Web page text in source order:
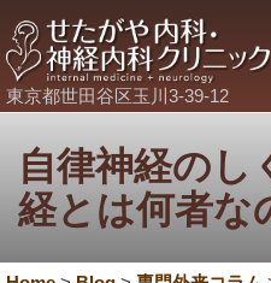
東京都世田谷区玉川3-39-12
自律神経の
経とは何者な